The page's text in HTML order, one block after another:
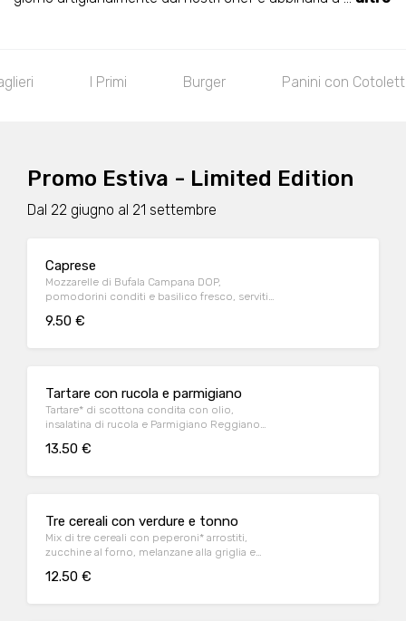
I Primi Burger Panini con
Promo Estiva - Limited Edition
Dal 22 giugno al 21 settembre
Caprese
Mozzarelle di Bufala Campana DOP,
pomodorini conditi e basilico fresco, serviti
9.50 €
Tartare con rucola e parmigiano
Tartare* di scottona condita con olio,
insalatina di rucola e Parmigiano Reggiano
13.50 €
Tre cereali con verdure e tonno
Mix di tre cereali con peperoni* arrostiti,
zucchine al forno, melanzane alla griglia e
12.50 €